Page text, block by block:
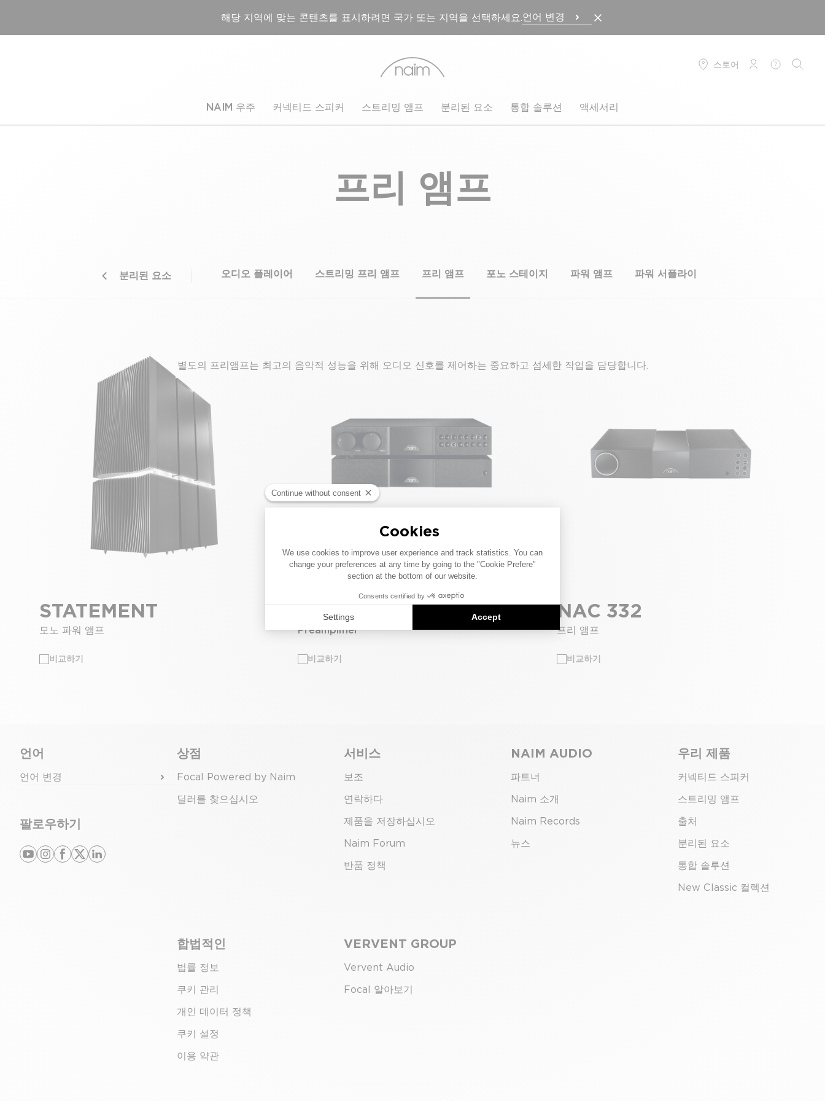
해당 지역에 맞는 콘텐츠를 표시하려면 국가 또는 지역을 선택하세요. 언어 변경
스토어
로그인도움말검색
NAIM 우주 커넥티드 스피커 스트리밍 앰프 분리된 요소 통합 솔루션 액세서리
프리 앰프
분리된 요소 오디오 플레이어 스트리밍 프리 앰프 프리 앰프 포노 스테이지 파워 앰프 파워 서플라이
별도의 프리앰프는 최고의 음악적 성능을 위해 오디오 신호를 제어하는 중요하고 섬세한 작업을 담당합니다.
STATEMENT
모노 파워 앰프
비교하기
NAC 552
Preamplifier
비교하기
NAC 332
프리 앰프
비교하기
언어
언어 변경
팔로우하기
youtube
instagram
facebook
x linkedin
상점
Focal Powered by Naim
딜러를 찾으십시오
서비스
보조
연락하다
제품을 저장하십시오
Naim Forum
반품 정책
NAIM AUDIO
파트너
Naim 소개
Naim Records
뉴스
우리 제품
커넥티드 스피커
스트리밍 앰프
출처
분리된 요소
통합 솔루션
New Classic 컬렉션
합법적인
법률 정보
쿠키 관리
개인 데이터 정책
쿠키 설정
이용 약관
VERVENT GROUP
Vervent Audio
Focal 알아보기